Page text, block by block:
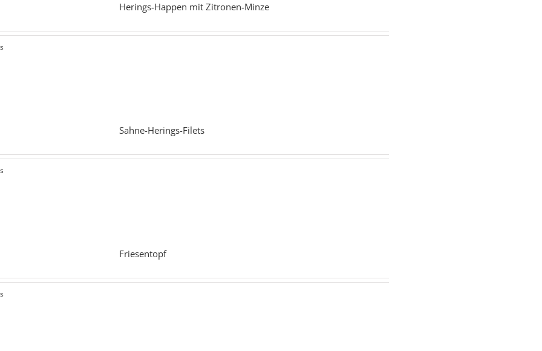
Herings-Happen mit Zitronen-Minze
Sahne-Herings-Filets
Friesentopf